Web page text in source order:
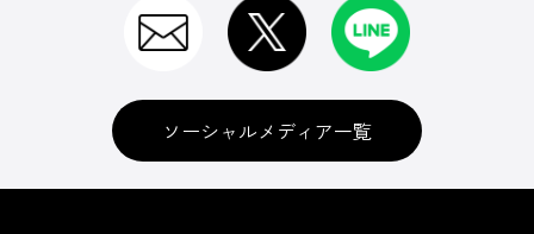
ソーシャルメディア一覧